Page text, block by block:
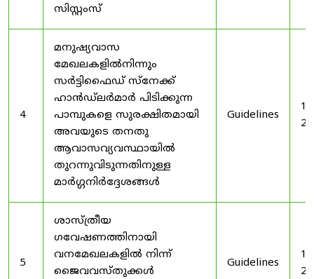
സിസ്റ്റംസ്
4
മനുഷ്യവാസ
മേഖലകളിൽനിന്നും
സർട്ടിഫൈഡ് സ്നേക്ക്
ഹാൻഡ്‌ലർമാർ പിടിക്കുന്ന
പാമ്പുകളെ സുരക്ഷിതമായി
അവയുടെ തനതു
ആവാസവ്യവസ്ഥായിൽ
തുറന്നുവിടുന്നതിനുള്ള
മാർഗ്ഗനിർദ്ദേശങ്ങൾ
Guidelines
5
ശാസ്ത്രീയ
ഗവേഷണത്തിനായി
വനമേഖലകളിൽ നിന്ന്
ജൈവവസ്തുക്കൾ
Guidelines